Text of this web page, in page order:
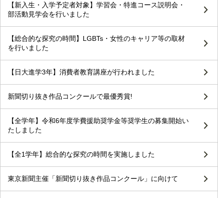
【新入生・入学予定者対象】学習会・特進コース説明会・
部活動見学会を行いました
【総合的な探究の時間】LGBTs・女性のキャリア等の取材
を行いました
【日大進学3年】消費者教育講座が行われました
新聞切り抜き作品コンクールで最優秀賞!
【全学年】令和6年度学費援助奨学金等奨学生の募集開始い
たしました
【全1学年】総合的な探究の時間を実施しました
東京新聞主催「新聞切り抜き作品コンクール」に向けて